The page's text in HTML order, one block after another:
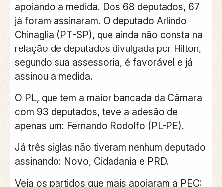
apoiando a medida. Dos 68 deputados, 67
já foram assinaram. O deputado Arlindo
Chinaglia (PT-SP), que ainda não consta na
relação de deputados divulgada por Hilton,
segundo sua assessoria, é favorável e já
assinou a medida.
O PL, que tem a maior bancada da Câmara
com 93 deputados, teve a adesão de
apenas um: Fernando Rodolfo (PL-PE).
Já três siglas não tiveram nenhum deputado
assinando: Novo, Cidadania e PRD.
Veja os partidos que mais apoiaram a PEC: